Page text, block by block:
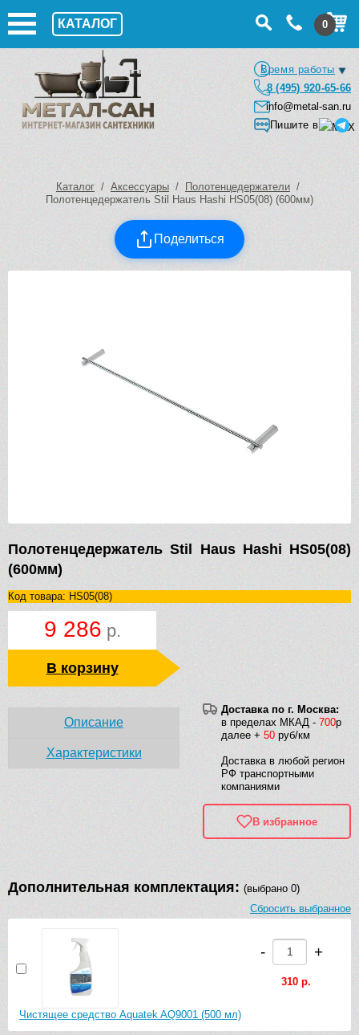
КАТАЛОГ 0
Время работы
8 (495) 920-65-66
info@metal-san.ru
Пишите в
Каталог / Аксессуары / Полотенцедержатели /
Полотенцедержатель Stil Haus Hashi HS05(08) (600мм)
Поделиться
Полотенцедержатель Stil Haus Hashi HS05(08)
(600мм)
Код товара: HS05(08)
9 286 р.
В корзину
Доставка по г. Москва:
в пределах МКАД - 700р
далее + 50 руб/км
Доставка в любой регион
РФ транспортными
компаниями
В избранное
Описание
Характеристики
Дополнительная комплектация: (выбрано 0)
Сбросить выбранное
Чистящее средство Aquatek AQ9001 (500 мл)
- +
310 р.